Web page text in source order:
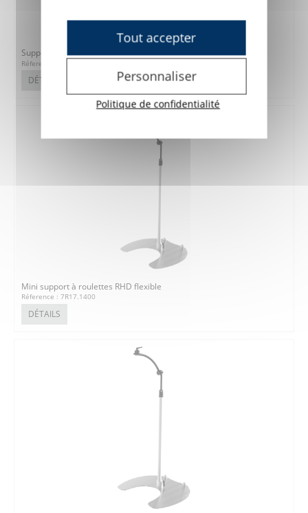
Support à roulettes RHD FS-VarioFloat Light
Réference : 7R17.1085
DÉTAILS
Mini support à roulettes RHD flexible
Réference : 7R17.1400
DÉTAILS
Tout accepter
Personnaliser
Politique de confidentialité